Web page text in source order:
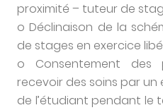
proximité – tuteur de
o Déclinaison de la
de stages en exercice
o Consentement des
recevoir des soins par
de l’étudiant pendant le